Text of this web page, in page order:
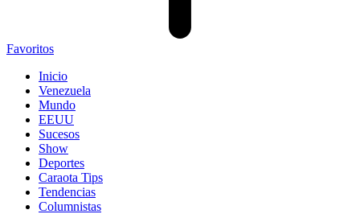
Favoritos
Inicio
Venezuela
Mundo
EEUU
Sucesos
Show
Deportes
Caraota Tips
Tendencias
Columnistas